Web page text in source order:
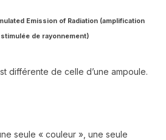
Emission of Radiation (amplification
de rayonnement)
différente de celle d’une ampoule.
seule « couleur », une seule